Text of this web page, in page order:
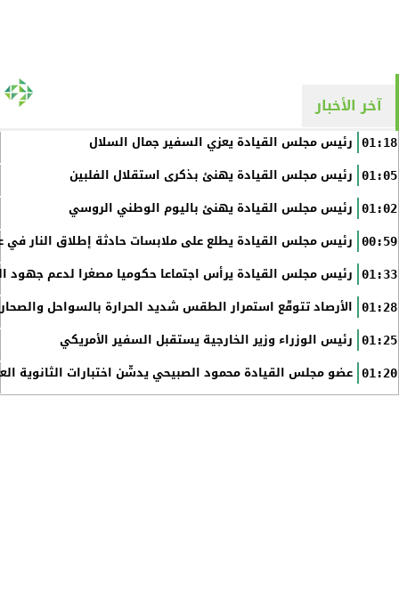
آخر الأخبار
01:18 رئيس مجلس القيادة يعزي السفير جمال السلال
01:05 رئيس مجلس القيادة يهنئ بذكرى استقلال الفلبين
01:02 رئيس مجلس القيادة يهنئ باليوم الوطني الروسي
00:59 رئيس مجلس القيادة يطلع على ملابسات حادثة إطلاق النار في
01:33 رئيس مجلس القيادة يرأس اجتماعا حكوميا مصغرا لدعم جهود
01:28 الأرصاد تتوقّع استمرار الطقس شديد الحرارة بالسواحل
01:25 رئيس الوزراء وزير الخارجية يستقبل السفير الأمريكي
01:20 عضو مجلس القيادة محمود الصبيحي يدشّن اختبارات الثانوية